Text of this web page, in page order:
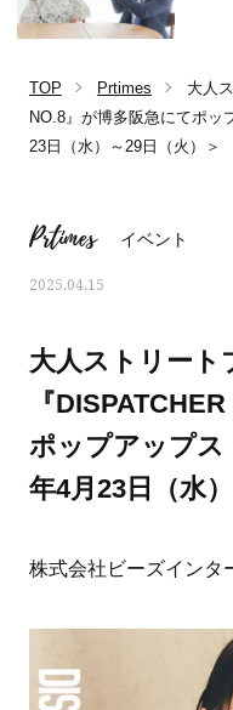
TOP Prtimes
大人
NO.8』が博多阪急にてポッ
23日（水）～29日（火）＞
Prtimes イベント
2025.04.15
大人ストリート
『
ポップアップス
年4月23日（水
株式会社ビーズインタ